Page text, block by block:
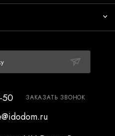
50 ЗАКАЗАТЬ ЗВОНОК